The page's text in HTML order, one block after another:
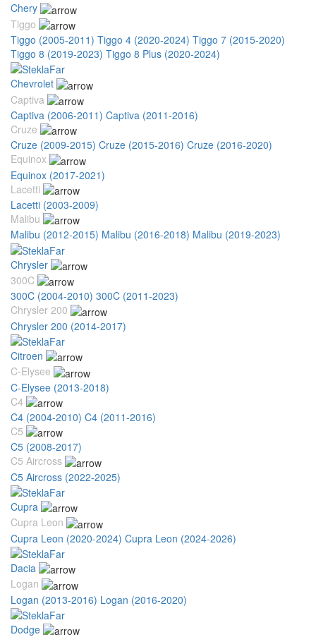
Chery
Tiggo
Tiggo (2005-2011) Tiggo 4 (2020-2024) Tiggo 7 (2015-2020)
Tiggo 8 (2019-2023) Tiggo 8 Plus (2020-2024)
Chevrolet
Captiva
Captiva (2006-2011) Captiva (2011-2016)
Cruze
Cruze (2009-2015) Cruze (2015-2016) Cruze (2016-2020)
Equinox
Equinox (2017-2021)
Lacetti
Lacetti (2003-2009)
Malibu
Malibu (2012-2015) Malibu (2016-2018) Malibu (2019-2023)
Chrysler
300C
300C (2004-2010) 300C (2011-2023)
Chrysler 200
Chrysler 200 (2014-2017)
Citroen
C-Elysee
C-Elysee (2013-2018)
C4
C4 (2004-2010) C4 (2011-2016)
C5
C5 (2008-2017)
C5 Aircross
C5 Aircross (2022-2025)
Cupra
Cupra Leon
Cupra Leon (2020-2024) Cupra Leon (2024-2026)
Dacia
Logan
Logan (2013-2016) Logan (2016-2020)
Dodge